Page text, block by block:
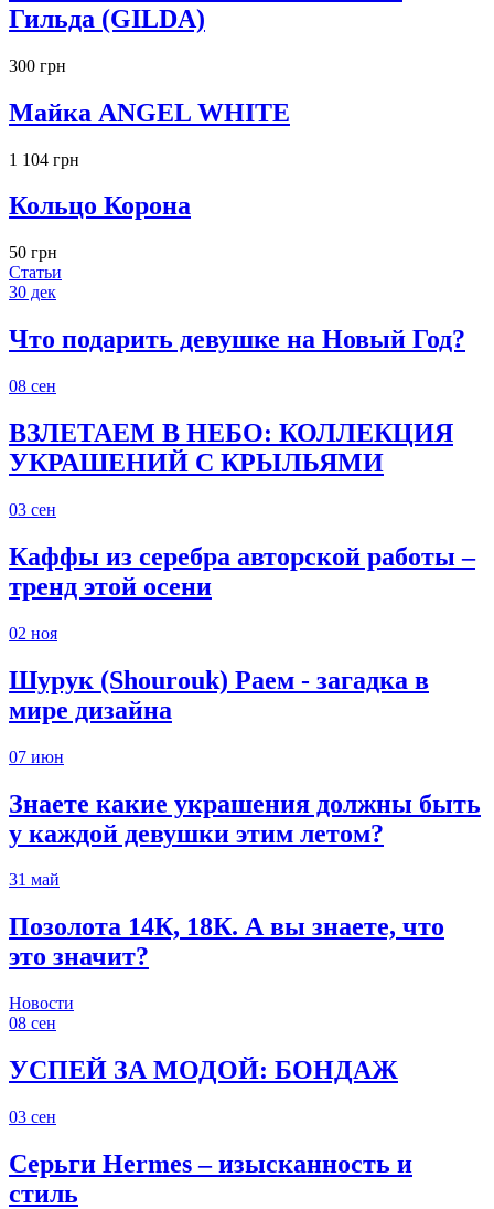
Гильда (GILDA)
300 грн
Майка ANGEL WHITE
1 104 грн
Кольцо Корона
50 грн
Статьи
30 дек
Что подарить девушке на Новый Год?
08 сен
ВЗЛЕТАЕМ В НЕБО: КОЛЛЕКЦИЯ
УКРАШЕНИЙ С КРЫЛЬЯМИ
03 сен
Каффы из серебра авторской работы –
тренд этой осени
02 ноя
Шурук (Shourouk) Раем - загадка в
мире дизайна
07 июн
Знаете какие украшения должны быть
у каждой девушки этим летом?
31 май
Позолота 14К, 18К. А вы знаете, что
это значит?
Новости
08 сен
УСПЕЙ ЗА МОДОЙ: БОНДАЖ
03 сен
Серьги Hermes – изысканность и
стиль